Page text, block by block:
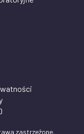
zastrzeżone.